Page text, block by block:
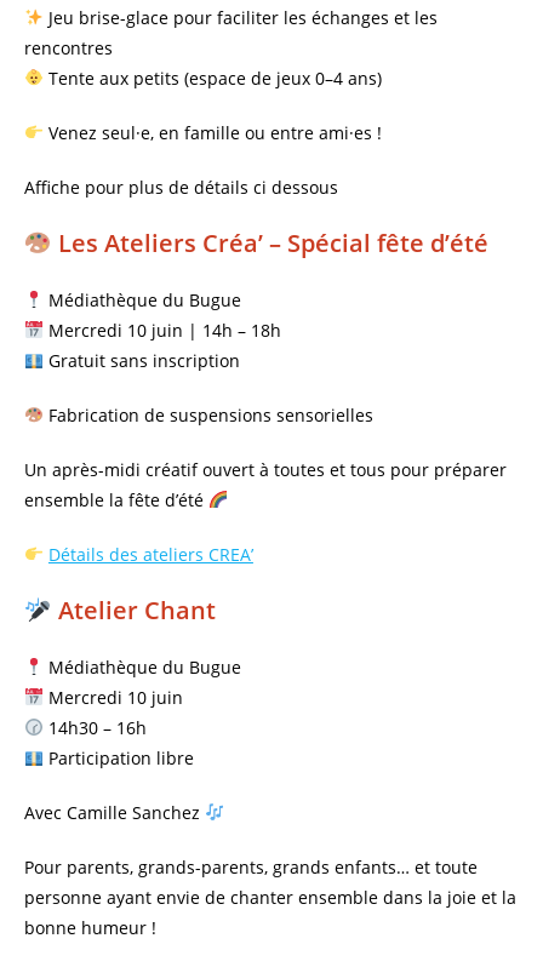
Jeu brise-glace pour faciliter les échanges et les
rencontres
Tente aux petits (espace de jeux 0–4 ans)
Venez seul·e, en famille ou entre ami·es !
Affiche pour plus de détails ci dessous
Les Ateliers Créa’ – Spécial fête d’été
Médiathèque du Bugue
Mercredi 10 juin | 14h – 18h
Gratuit sans inscription
Fabrication de suspensions sensorielles
Un après-midi créatif ouvert à toutes et tous pour préparer
ensemble la fête d’été
Détails des ateliers CREA’
Atelier Chant
Médiathèque du Bugue
Mercredi 10 juin
14h30 – 16h
Participation libre
Avec Camille Sanchez
Pour parents, grands-parents, grands enfants… et toute
personne ayant envie de chanter ensemble dans la joie et la
bonne humeur !